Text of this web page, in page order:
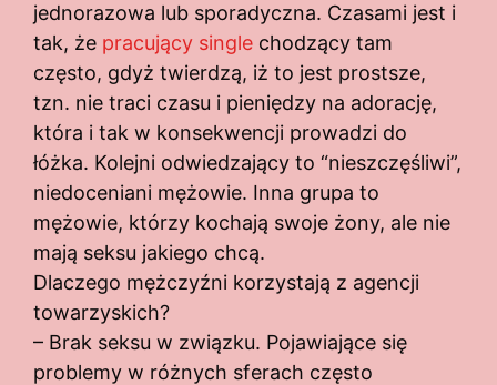
jednorazowa lub sporadyczna. Czasami jest i
tak, że pracujący single chodzący tam
często, gdyż twierdzą, iż to jest prostsze,
tzn. nie traci czasu i pieniędzy na adorację,
która i tak w konsekwencji prowadzi do
łóżka. Kolejni odwiedzający to “nieszczęśliwi”,
niedoceniani mężowie. Inna grupa to
mężowie, którzy kochają swoje żony, ale nie
mają seksu jakiego chcą.
Dlaczego mężczyźni korzystają z agencji
towarzyskich?
– Brak seksu w związku. Pojawiające się
problemy w różnych sferach często